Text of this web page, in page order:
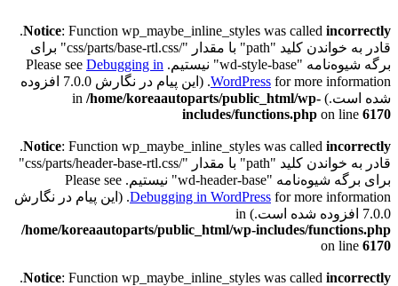
Notice: Function wp_maybe_inline_styles was called incorrectly
.
قادر به خواندن کلید "path" با مقدار "/css/parts/base-rtl.css" برای
برگه شیوه‌نامه "wd-style-base" نیستیم. Please see
Debugging in
WordPress
for more information. (این پیام در نگارش 7.0.0 افزوده
شده است.) in /home/koreaautoparts/public_html/wp-
includes/functions.php on line 6170
Notice: Function wp_maybe_inline_styles was called incorrectly
.
قادر به خواندن کلید "path" با مقدار "/css/parts/header-base-rtl.css"
برای برگه شیوه‌نامه "wd-header-base" نیستیم. Please see
Debugging in WordPressfor more information. (این پیام در نگارش
7.0.0 افزوده شده است.) in
/home/koreaautoparts/public_html/wp-includes/functions.php
on line 6170
Notice: Function wp_maybe_inline_styles was called incorrectly
.